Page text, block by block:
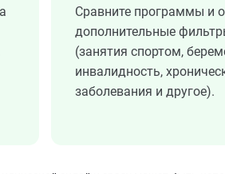
Сравните программы и
дополнительные
(занятия спортом,
инвалидность,
заболевания и другое).